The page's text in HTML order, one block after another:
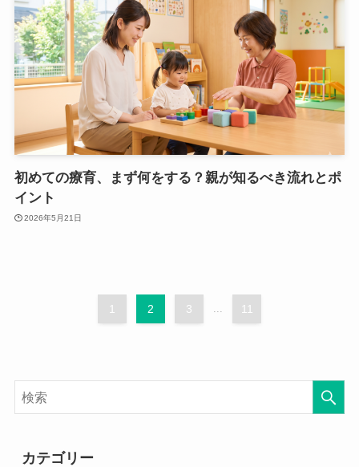
初めての療育、まず何をする？親が知るべき流れとポ
イント
2026年5月21日
1 2 3 ... 11
カテゴリー